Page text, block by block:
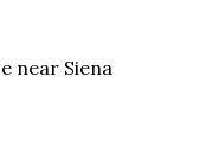
near Siena